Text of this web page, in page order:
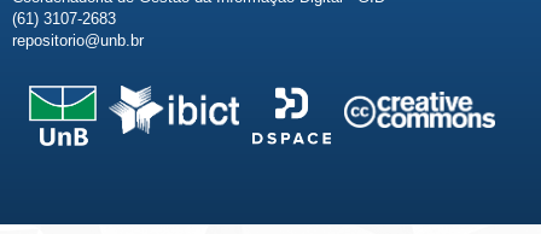
(61) 3107-2683
repositorio@unb.br